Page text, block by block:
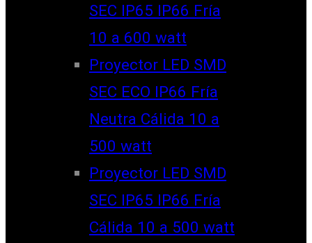
SEC IP65 IP66 Fría
10 a 600 watt
Proyector LED SMD
SEC ECO IP66 Fría
Neutra Cálida 10 a
500 watt
Proyector LED SMD
SEC IP65 IP66 Fría
Cálida 10 a 500 watt